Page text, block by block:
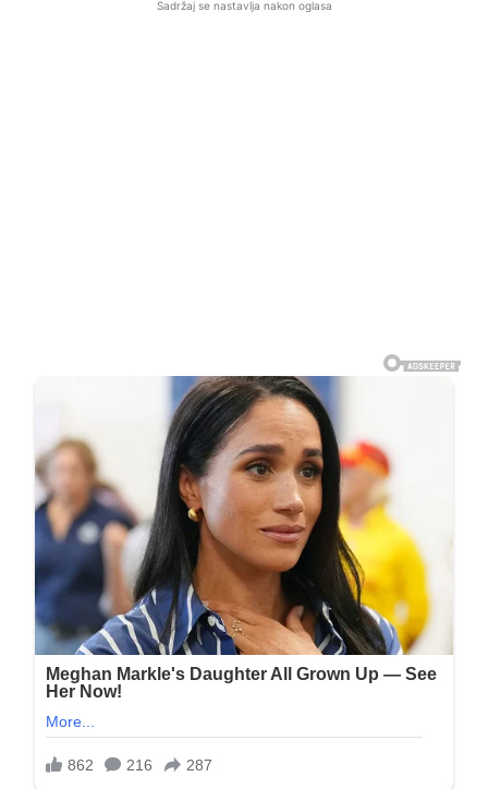
Sadržaj se nastavlja nakon oglasa